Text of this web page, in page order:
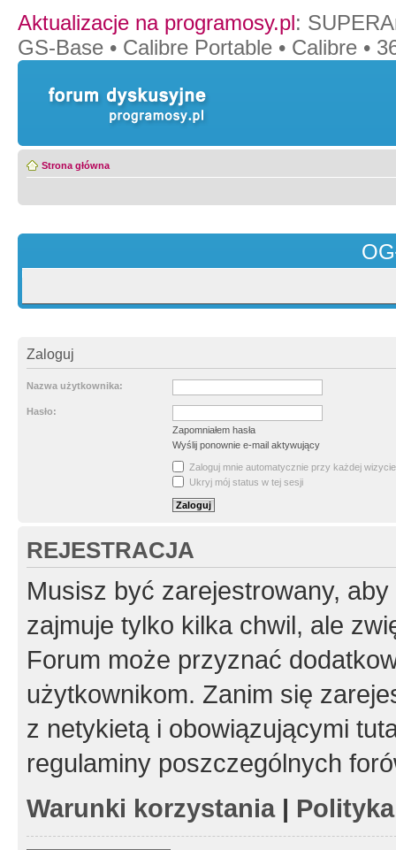
Aktualizacje na programosy.pl:
GS-Base • Calibre Portable • Calibre •
Strona główna
Zaloguj
Nazwa użytkownika:
Hasło:
Zapomniałem hasła
Wyślij ponownie e-mail aktywujący
Zaloguj mnie automatycznie przy każdej wizycie
Ukryj mój status w tej sesji
REJESTRACJA
Musisz być zarejestrowany,
zajmuje tylko kilka chwil, ale
Forum może przyznać
użytkownikom. Zanim się
z netykietą i obowiązującymi
regulaminy poszczególnych
Warunki korzystania|